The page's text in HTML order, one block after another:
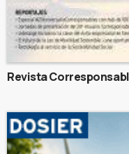
Revista